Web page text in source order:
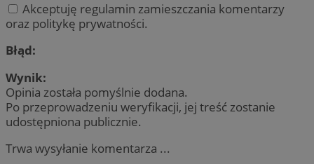
Akceptuję regulamin zamieszczania komentarzy
oraz politykę prywatności.
Błąd:
Wynik:
Opinia została pomyślnie dodana.
Po przeprowadzeniu weryfikacji, jej treść zostanie
udostępniona publicznie.
Trwa wysyłanie komentarza ...